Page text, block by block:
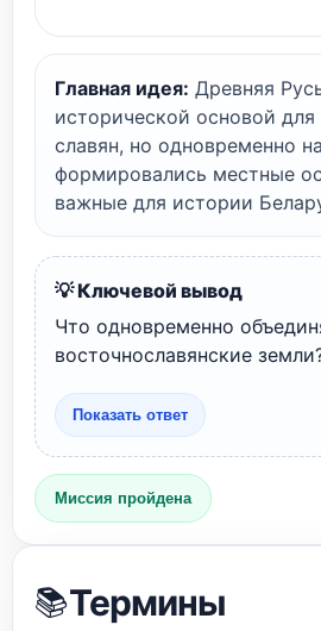
Главная идея: Древняя
исторической основой
славян, но одновременно
формировались местные
важные для истории
💡 Ключевой вывод
Что одновременно
восточнославянские
Показать ответ
Миссия пройдена
📚Термины